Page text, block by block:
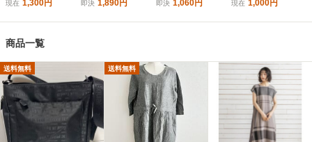
現在 1,300円 即決 1,890円 即決 1,060円 現在 1,000円
商品一覧
送料無料 送料無料